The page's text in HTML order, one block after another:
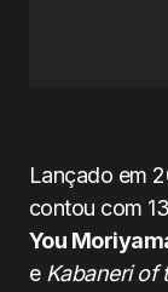
Lançado em
contou com
You
e Kabaneri of